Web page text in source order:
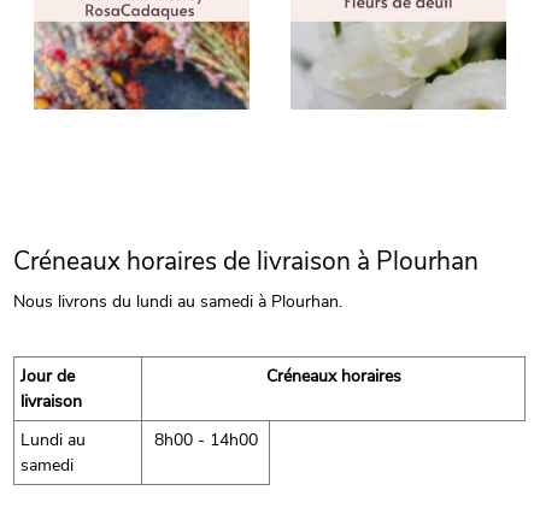
Créneaux horaires de livraison à Plourhan
Nous livrons du lundi au samedi à Plourhan.
Jour de
livraison
Créneaux horaires
Lundi au
samedi
8h00 - 14h00